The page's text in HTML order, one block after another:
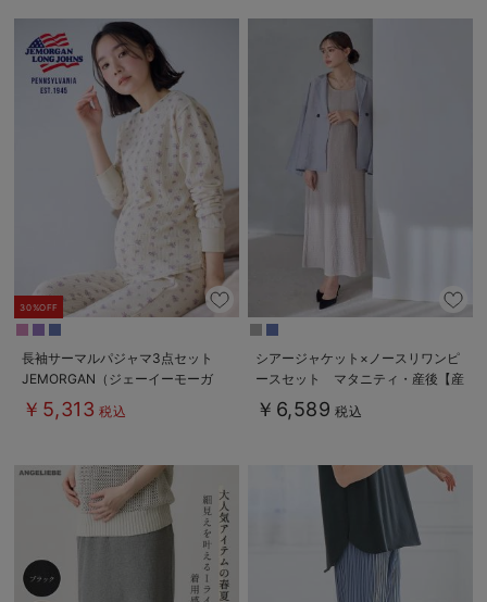
30%OFF
長袖サーマルパジャマ3点セット
JEMORGAN（ジェーイーモーガ
ン） ギフト マタニティ・産後
【出産後も長く使える】
￥5,313 税込
シアージャケット×ノースリワンピ
ースセット マタニティ・産後【産
後も長く着れる】
Rosemadame（ローズマダム）
￥6,589 税込